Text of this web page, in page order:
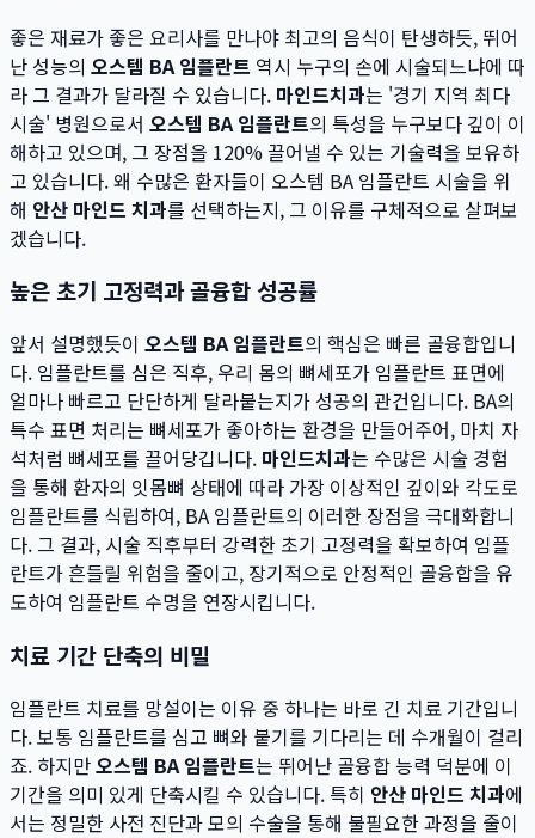
좋은 재료가 좋은 요리사를 만나야 최고의 음식이 탄생하듯, 뛰어
난 성능의 오스템 BA 임플란트 역시 누구의 손에 시술되느냐에 따
라 그 결과가 달라질 수 있습니다. 마인드치과는 '경기 지역 최다
시술' 병원으로서 오스템 BA 임플란트의 특성을 누구보다 깊이 이
해하고 있으며, 그 장점을 120% 끌어낼 수 있는 기술력을 보유하
고 있습니다. 왜 수많은 환자들이 오스템 BA 임플란트 시술을 위
해 안산 마인드 치과를 선택하는지, 그 이유를 구체적으로 살펴보
겠습니다.
높은 초기 고정력과 골융합 성공률
앞서 설명했듯이 오스템 BA 임플란트의 핵심은 빠른 골융합입니
다. 임플란트를 심은 직후, 우리 몸의 뼈세포가 임플란트 표면에
얼마나 빠르고 단단하게 달라붙는지가 성공의 관건입니다. BA의
특수 표면 처리는 뼈세포가 좋아하는 환경을 만들어주어, 마치 자
석처럼 뼈세포를 끌어당깁니다. 마인드치과는 수많은 시술 경험
을 통해 환자의 잇몸뼈 상태에 따라 가장 이상적인 깊이와 각도로
임플란트를 식립하여, BA 임플란트의 이러한 장점을 극대화합니
다. 그 결과, 시술 직후부터 강력한 초기 고정력을 확보하여 임플
란트가 흔들릴 위험을 줄이고, 장기적으로 안정적인 골융합을 유
도하여 임플란트 수명을 연장시킵니다.
치료 기간 단축의 비밀
임플란트 치료를 망설이는 이유 중 하나는 바로 긴 치료 기간입니
다. 보통 임플란트를 심고 뼈와 붙기를 기다리는 데 수개월이 걸리
죠. 하지만오스템 BA 임플란트는 뛰어난 골융합 능력 덕분에 이
기간을 의미 있게 단축시킬 수 있습니다. 특히 안산 마인드 치과에
서는 정밀한 사전 진단과 모의 수술을 통해 불필요한 과정을 줄이